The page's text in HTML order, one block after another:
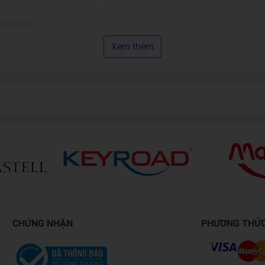
Xem thêm
CHỨNG NHẬN PHƯƠNG